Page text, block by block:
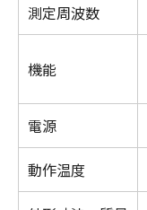
測定周波数
機能
電源
動作温度